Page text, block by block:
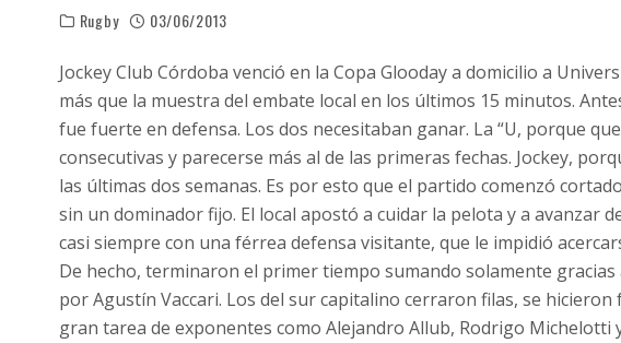
Rugby 03/06/2013
Jockey Club Córdoba venció en la Copa Glooday a domicilio a
más que la muestra del embate local en los últimos 15 minutos.
fue fuerte en defensa. Los dos necesitaban ganar. La “U, porque
consecutivas y parecerse más al de las primeras fechas. Jockey,
las últimas dos semanas. Es por esto que el partido comenzó
sin un dominador fijo. El local apostó a cuidar la pelota y a avanzar
casi siempre con una férrea defensa visitante, que le impidió
De hecho, terminaron el primer tiempo sumando solamente gracias
por Agustín Vaccari. Los del sur capitalino cerraron filas, se hicieron
gran tarea de exponentes como Alejandro Allub, Rodrigo Michelotti